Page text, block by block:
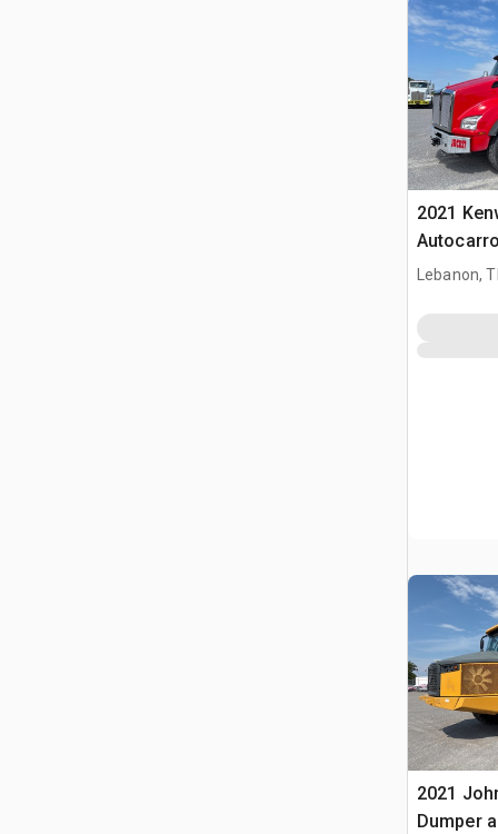
2021
Lebanon,
2021
Dumper